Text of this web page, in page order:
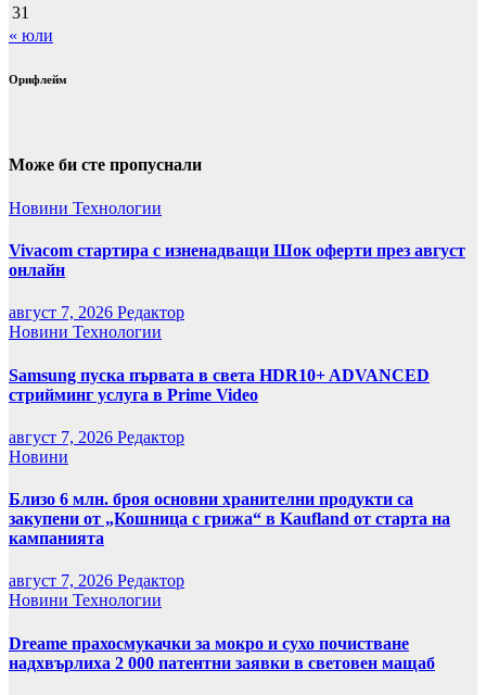
31
« юли
Орифлейм
Може би сте пропуснали
Новини Технологии
Vivacom стартира с изненадващи Шок оферти през август
онлайн
август 7, 2026 Редактор
Новини Технологии
Samsung пуска първата в света HDR10+ ADVANCED
стрийминг услуга в Prime Video
август 7, 2026 Редактор
Новини
Близо 6 млн. броя основни хранителни продукти са
закупени от „Кошница с грижа“ в Kaufland от старта на
кампанията
август 7, 2026 Редактор
Новини Технологии
Dreame прахосмукачки за мокро и сухо почистване
надхвърлиха 2 000 патентни заявки в световен мащаб